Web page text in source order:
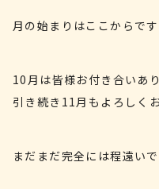
月の始まりはここからです
10月は皆様お付き合いあ
引き続き11月もよろしく
まだまだ完全には程遠い